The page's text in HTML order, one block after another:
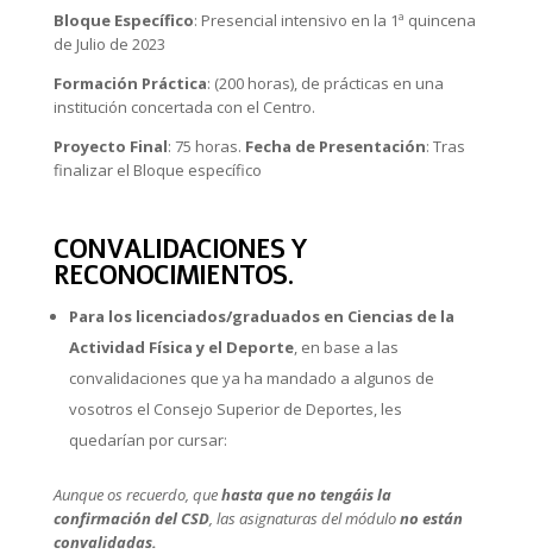
Bloque Específico: Presencial intensivo en la 1ª quincena
de Julio de 2023
Formación Práctica: (200 horas), de prácticas en una
institución concertada con el Centro.
Proyecto Final: 75 horas. Fecha de Presentación: Tras
finalizar el Bloque específico
CONVALIDACIONES Y
RECONOCIMIENTOS.
Para los licenciados/graduados en Ciencias de la
Actividad Física y el Deporte, en base a las
convalidaciones que ya ha mandado a algunos de
vosotros el Consejo Superior de Deportes, les
quedarían por cursar:
Aunque os recuerdo, quehasta que no tengáis la
confirmación del CSD, las asignaturas del módulono están
convalidadas.